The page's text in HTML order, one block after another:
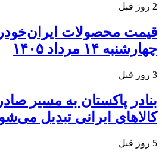
2 روز قبل
قیمت محصولات
چهارشنبه ۱۴ مرداد ۱۴۰۵
3 روز قبل
بنادر پاکستان به مسیر
کالاهای ایرانی تبدیل
5 روز قبل